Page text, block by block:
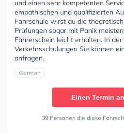
und einen sehr kompetenten
empathischen und qualifizierten
Fahrschule wirst du die
Prüfungen sogar mit Panik
Führerschein leicht erhalten. In der
Verkehrsschulungen Sie können
anfragen.
German
Einen Termin
39 Personen die diese